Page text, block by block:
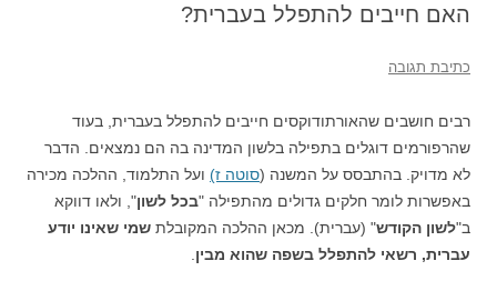
האם חייבים להתפלל בעברית?
כתיבת תגובה
רבים חושבים שהאורתודוקסים חייבים להתפלל בעברית, בעוד
שהרפורמים דוגלים בתפילה בלשון המדינה בה הם נמצאים. הדבר
לא מדויק. בהתבסס על המשנה (סוטה ז) ועל התלמוד, ההלכה מכירה
באפשרות לומר חלקים גדולים מהתפילה "בכל לשון", ולאו דווקא
ב"לשון הקודש" (עברית). מכאן ההלכה המקובלת שמי שאינו יודע
עברית, רשאי להתפלל בשפה שהוא מבין